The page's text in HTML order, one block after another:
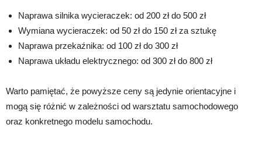
Naprawa silnika wycieraczek: od 200 zł do 500 zł
Wymiana wycieraczek: od 50 zł do 150 zł za sztukę
Naprawa przekaźnika: od 100 zł do 300 zł
Naprawa układu elektrycznego: od 300 zł do 800 zł
Warto pamiętać, że powyższe ceny są jedynie orientacyjne i
mogą się różnić w zależności od warsztatu samochodowego
oraz konkretnego modelu samochodu.